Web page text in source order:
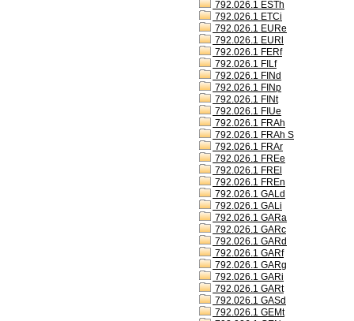
792.026.1 ESTh
792.026.1 ETCi
792.026.1 EURe
792.026.1 EURl
792.026.1 FERf
792.026.1 FILf
792.026.1 FINd
792.026.1 FINp
792.026.1 FINt
792.026.1 FIUe
792.026.1 FRAh
792.026.1 FRAh S
792.026.1 FRAr
792.026.1 FREe
792.026.1 FREl
792.026.1 FREn
792.026.1 GALd
792.026.1 GALi
792.026.1 GARa
792.026.1 GARc
792.026.1 GARd
792.026.1 GARf
792.026.1 GARg
792.026.1 GARi
792.026.1 GARt
792.026.1 GASd
792.026.1 GEMt